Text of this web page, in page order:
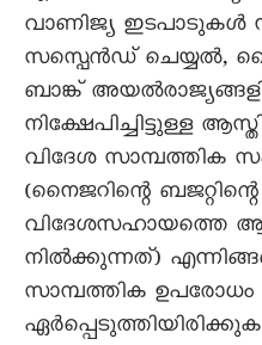
വാണിജ്യ
സസ്പെൻഡ് ചെയ്യൽ,
ബാങ്ക്
നിക്ഷേപിച്ചിട്ടുള്ള
വിദേശ സാമ്പത്തിക
(നെെജറിന്റെ
വിദേശസഹായത്തെ
നിൽക്കുന്നത്)
സാമ്പത്തിക ഉപരോധം